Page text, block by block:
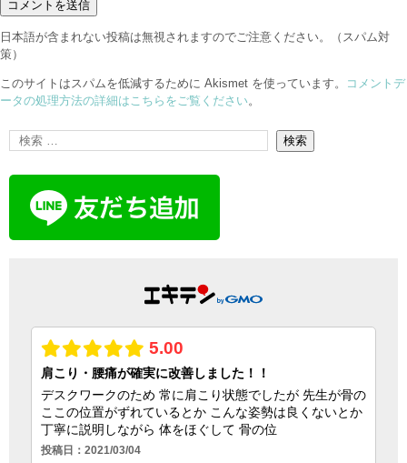
日本語が含まれない投稿は無視されますのでご注意ください。（スパム対
策）
このサイトはスパムを低減するために Akismet を使っています。
コメントデ
ータの処理方法の詳細はこちらをご覧ください。